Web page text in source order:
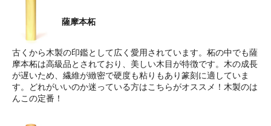
薩摩本柘
古くから木製の印鑑として広く愛用されています。柘の中でも薩
摩本柘は高級品とされており、美しい木目が特徴です。木の成長
が遅いため、繊維が緻密で硬度も粘りもあり篆刻に適していま
す。どれがいいのか迷っている方はこちらがオススメ！木製のは
んこの定番！